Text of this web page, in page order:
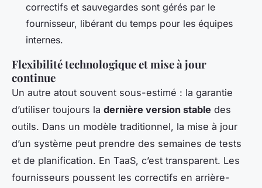
correctifs et sauvegardes sont gérés par le
fournisseur, libérant du temps pour les équipes
internes.
Flexibilité technologique et mise à jour
continue
Un autre atout souvent sous-estimé : la garantie
d’utiliser toujours la dernière version stable des
outils. Dans un modèle traditionnel, la mise à jour
d’un système peut prendre des semaines de tests
et de planification. En TaaS, c’est transparent. Les
fournisseurs poussent les correctifs en arrière-